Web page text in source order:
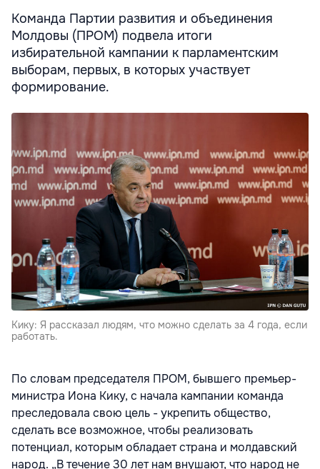
Команда Партии развития и объединения
Молдовы (ПРОМ) подвела итоги
избирательной кампании к парламентским
выборам, первых, в которых участвует
формирование.
Кику: Я рассказал людям, что можно сделать за 4 года, если
работать.
По словам председателя ПРОМ, бывшего премьер-
министра Иона Кику, с начала кампании команда
преследовала свою цель - укрепить общество,
сделать все возможное, чтобы реализовать
потенциал, которым обладает страна и молдавский
народ. „В течение 30 лет нам внушают, что народ не